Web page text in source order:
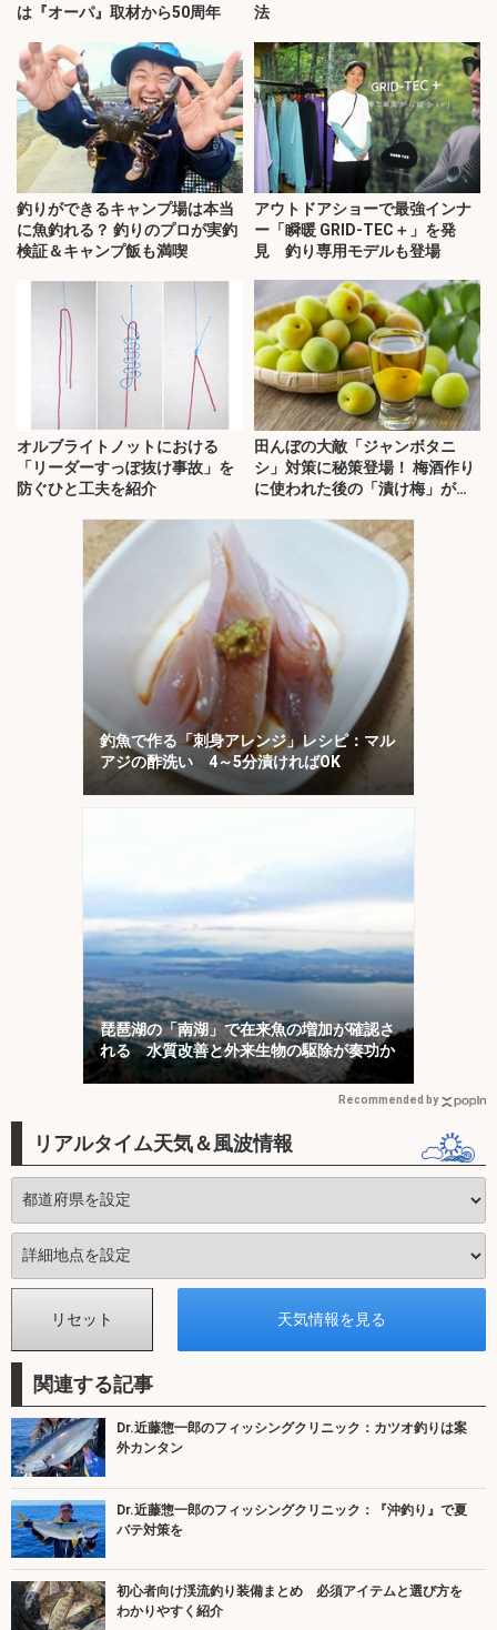
は『オーパ』取材から50周年 法
釣りができるキャンプ場は本当
に魚釣れる？ 釣りのプロが実釣
検証＆キャンプ飯も満喫
アウトドアショーで最強インナ
ー「瞬暖 GRID-TEC＋」を発
見 釣り専用モデルも登場
オルブライトノットにおける
「リーダーすっぽ抜け事故」を
防ぐひと工夫を紹介
田んぼの大敵「ジャンボタニ
シ」対策に秘策登場！ 梅酒作り
に使われた後の「漬け梅」が効
釣魚で作る「刺身アレンジ」レシピ：マル
アジの酢洗い 4～5分漬ければOK
琵琶湖の「南湖」で在来魚の増加が確認さ
れる 水質改善と外来生物の駆除が奏功か
Recommended by
リアルタイム天気＆風波情報
関連する記事
Dr.近藤惣一郎のフィッシングクリニック：カツオ釣りは案
外カンタン
Dr.近藤惣一郎のフィッシングクリニック：『沖釣り』で夏
バテ対策を
初心者向け渓流釣り装備まとめ 必須アイテムと選び方を
わかりやすく紹介